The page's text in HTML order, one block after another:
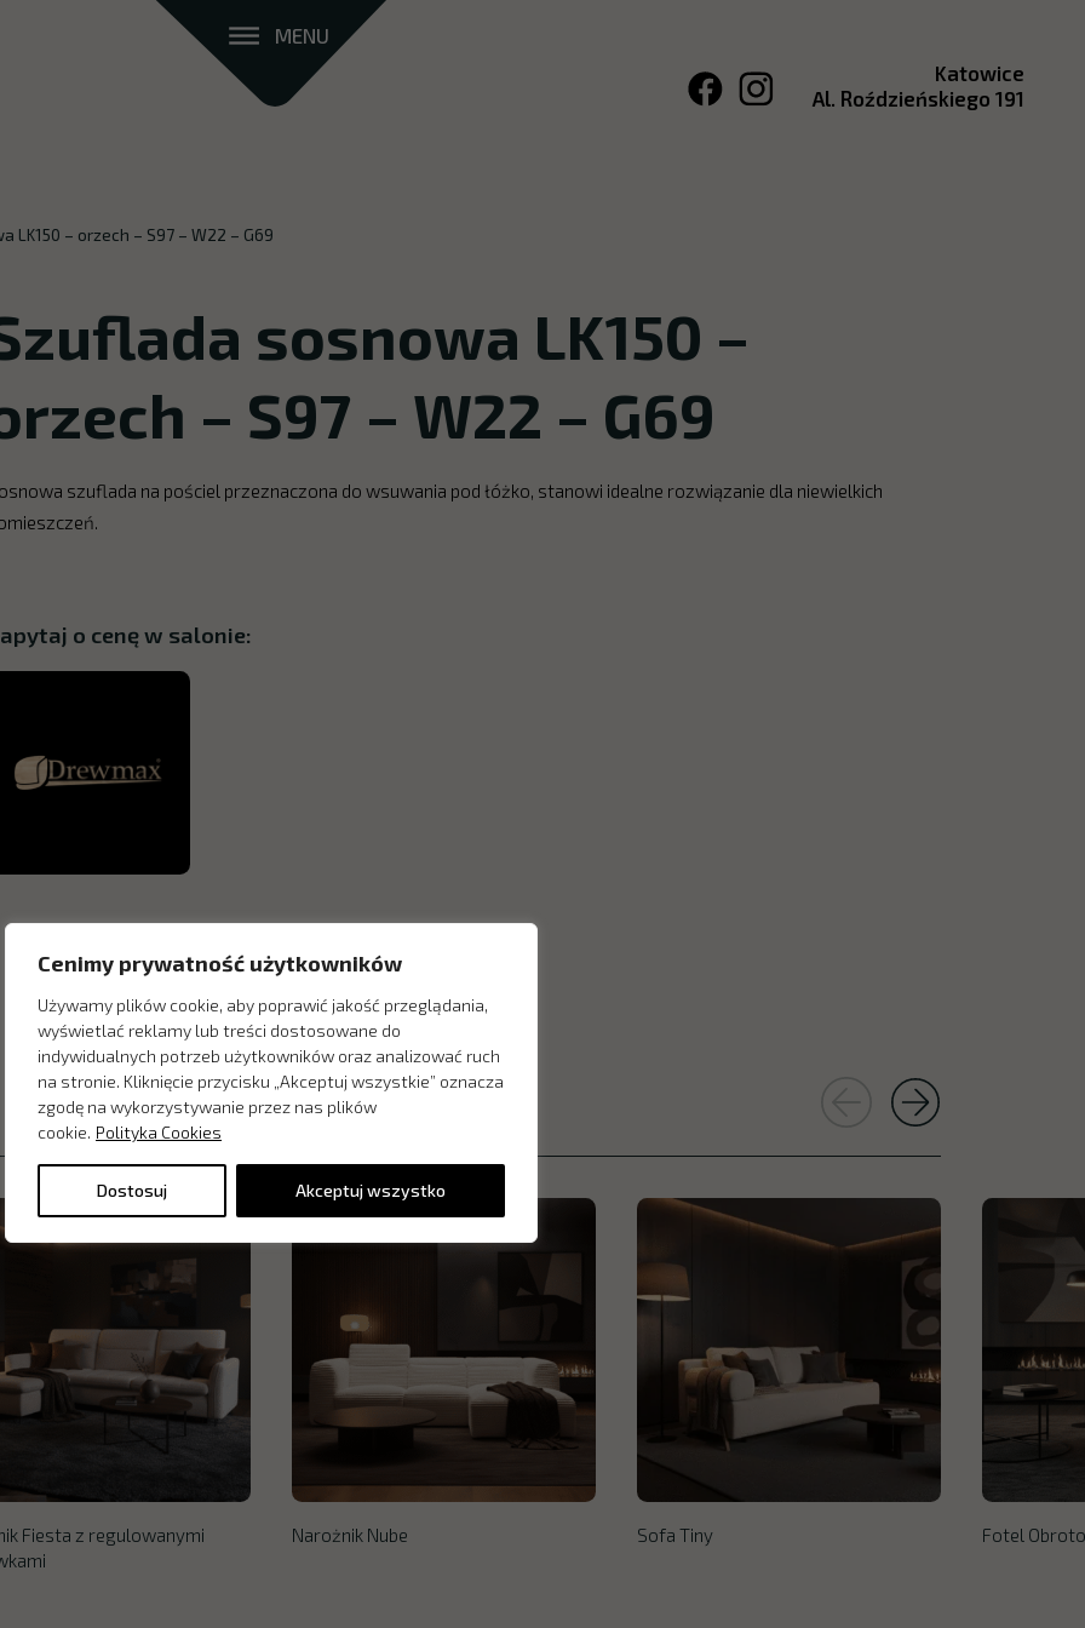
Cenimy prywatność użytkowników
Używamy plików cookie, aby poprawić jakość przeglądania,
wyświetlać reklamy lub treści dostosowane do
indywidualnych potrzeb użytkowników oraz analizować ruch
na stronie. Kliknięcie przycisku „Akceptuj wszystkie” oznacza
zgodę na wykorzystywanie przez nas plików
cookie. Polityka Cookies
Dostosuj Akceptuj wszystko
MENU
Katowice
Al. Roździeńskiego 191
LK150 – orzech – S97 – W22 – G69
sosnowa LK150 –
– S97 – W22 – G69
szuflada na pościel przeznaczona do wsuwania pod łóżko, stanowi idealne rozwiązanie dla niewielkich
o cenę w salonie:
Fiesta z regulowanymi
Narożnik Nube Sofa Tiny Fotel